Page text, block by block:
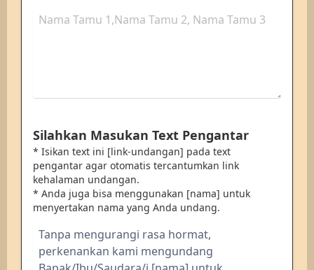
Silahkan Masukan Text Pengantar
* Isikan text ini [link-undangan] pada text
pengantar agar otomatis tercantumkan link
kehalaman undangan.
* Anda juga bisa menggunakan [nama] untuk
menyertakan nama yang Anda undang.